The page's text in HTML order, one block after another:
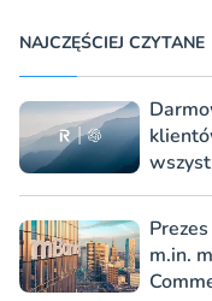
NAJCZĘŚCIEJ CZYTANE
m.in.